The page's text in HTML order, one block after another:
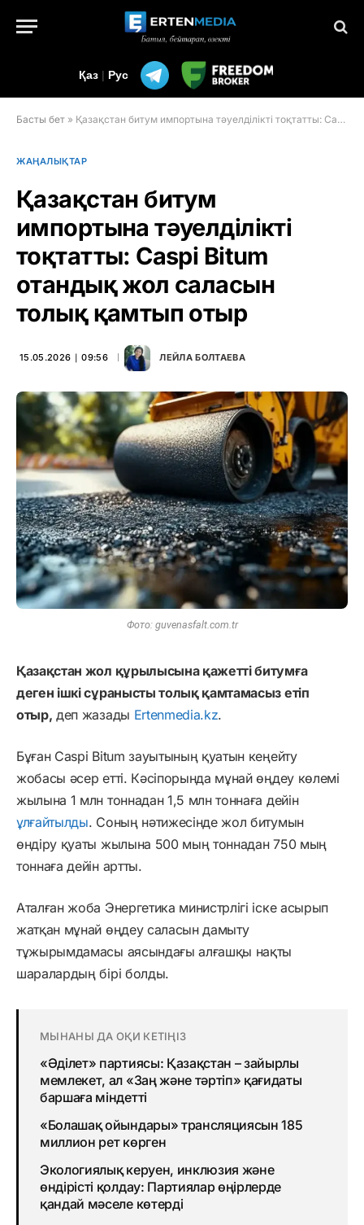
Қаз | Рус
Басты бет » Қазақстан битум импортына тәуелділікті тоқтатты: Caspi Bitum отандық жол саласын толық қамтып отыр
ЖАҢАЛЫҚТАР
Қазақстан битум
импортына тәуелділікті
тоқтатты: Caspi Bitum
отандық жол саласын
толық қамтып отыр
15.05.2026 ∣ 09:56 ЛЕЙЛА БОЛТАЕВА
Фото: guvenasfalt.com.tr
Қазақстан жол құрылысына қажетті битумға
деген ішкі сұранысты толық қамтамасыз етіп
отыр, деп жазады Ertenmedia.kz.
Бұған Caspi Bitum зауытының қуатын кеңейту
жобасы әсер етті. Кәсіпорында мұнай өңдеу көлемі
жылына 1 млн тоннадан 1,5 млн тоннаға дейін
ұлғайтылды. Соның нәтижесінде жол битумын
өндіру қуаты жылына 500 мың тоннадан 750 мың
тоннаға дейін артты.
Аталған жоба Энергетика министрлігі іске асырып
жатқан мұнай өңдеу саласын дамыту
тұжырымдамасы аясындағы алғашқы нақты
шаралардың бірі болды.
МЫНАНЫ ДА ОҚИ КЕТІҢІЗ
«Әділет» партиясы: Қазақстан – зайырлы
мемлекет, ал «Заң және тәртіп» қағидаты
баршаға міндетті
«Болашақ ойындары» трансляциясын 185
миллион рет көрген
Экологиялық керуен, инклюзия және
өндірісті қолдау: Партиялар өңірлерде
қандай мәселе көтерді